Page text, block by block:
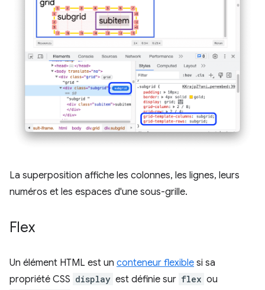
La superposition affiche les colonnes, les lignes, leurs
numéros et les espaces d'une sous-grille.
Flex
Un élément HTML est un conteneur flexible si sa
propriété CSS display est définie sur flex ou